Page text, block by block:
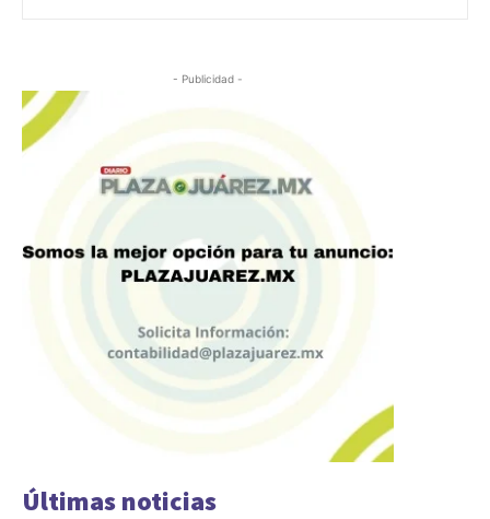
- Publicidad -
Últimas noticias